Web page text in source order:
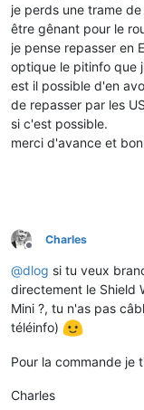
je perds une trame
être gênant pour le
je pense repasser en
optique le pitinfo que
est il possible d'en
de repasser par les
si c'est possible.
merci d'avance et
Offline
Charles
@dlog si tu veux
directement le Shield
Mini ?, tu n'as pas
téléinfo)
Pour la commande je
Charles